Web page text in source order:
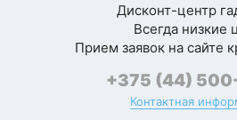
Дисконт-центр
Всегда низкие
Прием заявок на сайте
+375 (44)
Контактная